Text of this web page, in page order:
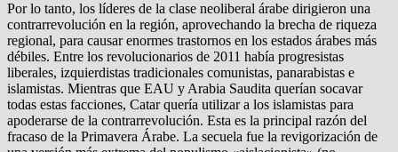
Por lo tanto, los líderes de la clase neoliberal árabe dirigieron una
contrarrevolución en la región, aprovechando la brecha de riqueza
regional, para causar enormes trastornos en los estados árabes más
débiles. Entre los revolucionarios de 2011 había progresistas
liberales, izquierdistas tradicionales comunistas, panarabistas e
islamistas. Mientras que EAU y Arabia Saudita querían socavar
todas estas facciones, Catar quería utilizar a los islamistas para
apoderarse de la contrarrevolución. Esta es la principal razón del
fracaso de la Primavera Árabe. La secuela fue la revigorización de